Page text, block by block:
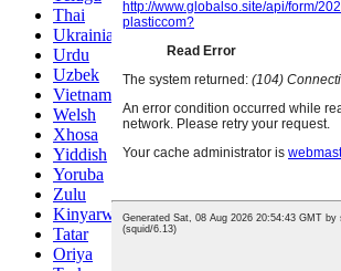
Thai
Ukrainian
Urdu
Uzbek
Vietnamese
Welsh
Xhosa
Yiddish
Yoruba
Zulu
Kinyarwanda
Tatar
Oriya